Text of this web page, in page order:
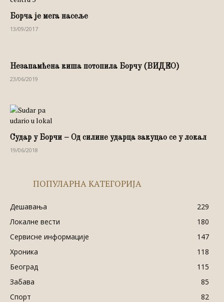
Борча је мега насеље
13/09/2017
Незапамћена киша потопила Борчу (ВИДЕО)
23/06/2019
Судар у Борчи – Од силине ударца закуцао се у локал
19/06/2018
ПОПУЛАРНА КАТЕГОРИЈА
Дешавања
229
Локалне вести
180
Сервисне информације
147
Хроника
118
Београд
115
Забава
85
Спорт
82